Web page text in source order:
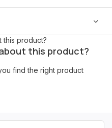
this product?
find the right product